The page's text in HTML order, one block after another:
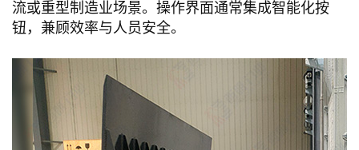
流或重型制造业场景。操作界面通常集成智能化按
钮，兼顾效率与人员安全。